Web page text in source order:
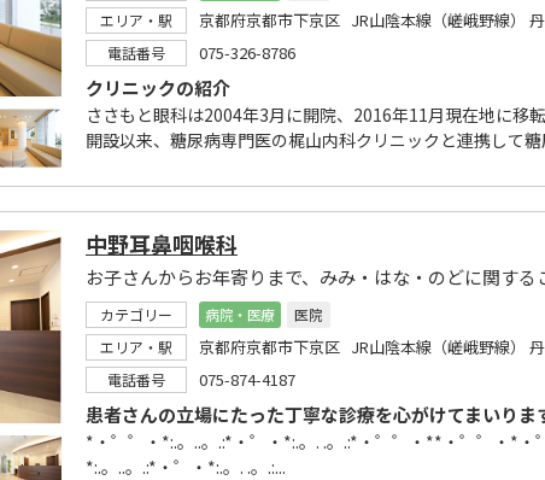
エリア・駅
京都府京都市下京区 JR山陰本線（嵯峨野線）
電話番号 075-326-8786
クリニックの紹介
ささもと眼科は2004年3月に開院、2016年11月現在地に移転
開設以来、糖尿病専門医の梶山内科クリニックと連携して糖
中野耳鼻咽喉科
カテゴリー 病院・医療
医院
エリア・駅
京都府京都市下京区 JR山陰本線（嵯峨野線）
電話番号 075-874-4187
患者さんの立場にたった丁寧な診療を心がけてまいりま
*・゜゜・*:.。..。.:*・゜・*:.。. .。.:*・゜゜・**・゜゜・*・
*:.。..。.:*・゜・*:.。. .。.:...